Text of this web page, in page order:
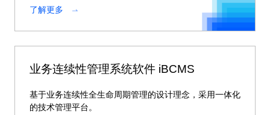
了解更多
业务连续性管理系统软件 iBCMS
基于业务连续性全生命周期管理的设计理念，采用一体化
的技术管理平台。